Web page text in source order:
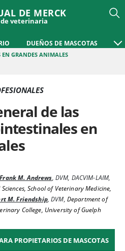
DE MERCK
veterinaria
DUEÑOS DE MASCOTAS
EN GRANDES ANIMALES
de las
en
Frank M. Andrews, DVM, DACVIM-LAIM,
School of Veterinary Medicine,
M. Friendship,DVM, Department of
College, University of Guelph
PROPIETARIOS DE MASCOTAS